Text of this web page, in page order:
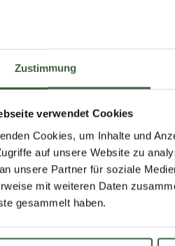
Zustimmung
verwendet Cookies
Cookies, um Inhalte und
auf unsere Website zu
unsere Partner für soziale
mit weiteren Daten
gesammelt haben.
mit Salat- und
Sprudel und
und die Mühlensauna
auch Spaß macht, unser
Pavillon und unser beleuchteter
auf Sie!
aussehen:
- 1 Nacht geschenkt
mit Wabenhonig,